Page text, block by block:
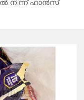
നിന്ന് ഹാൻസ്